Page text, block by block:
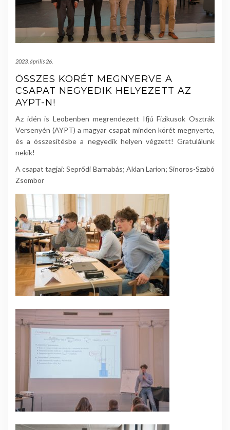
2023. április 26.
ÖSSZES KÖRÉT MEGNYERVE A
CSAPAT NEGYEDIK HELYEZETT AZ
AYPT-N!
Az idén is Leobenben megrendezett Ifjú Fizikusok Osztrák
Versenyén (AYPT) a magyar csapat minden körét megnyerte,
és a összesítésbe a negyedik helyen végzett! Gratulálunk
nekik!
A csapat tagjai: Seprődi Barnabás; Aklan Larion; Sinoros-Szabó
Zsombor